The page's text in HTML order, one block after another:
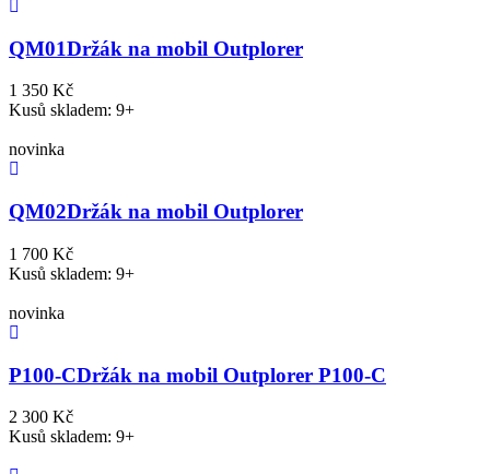
QM01Držák na mobil Outplorer
1 350 Kč
Kusů skladem: 9+
novinka
QM02Držák na mobil Outplorer
1 700 Kč
Kusů skladem: 9+
novinka
P100-CDržák na mobil Outplorer P100-C
2 300 Kč
Kusů skladem: 9+